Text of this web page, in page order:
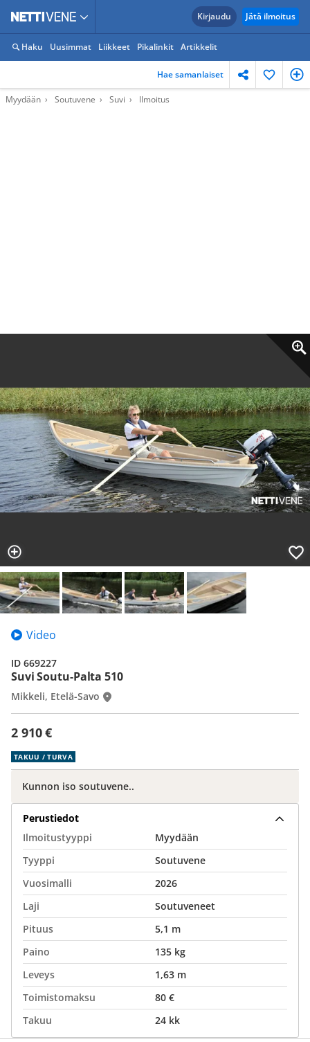
Kirjaudu Jätä ilmoitus
Haku Uusimmat Liikkeet Pikalinkit Artikkelit
Hae samanlaiset
Myydään Soutuvene Suvi Ilmoitus
Suvi Soutu-Palta 510
2 910 €
Mikkeli, Etelä-Savo
ID 669227
Video
TAKUU / TURVA
Kunnon iso soutuvene..
Perustiedot
Ilmoitustyyppi
Myydään
Tyyppi
Soutuvene
Vuosimalli
2026
Laji
Soutuveneet
Pituus
5,1 m
Paino
135 kg
Leveys
1,63 m
Toimistomaksu
80 €
Takuu
24 kk